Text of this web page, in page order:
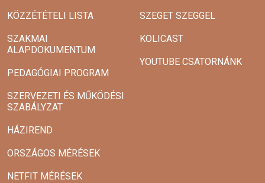
KÖZZÉTÉTELI LISTA
SZAKMAI
ALAPDOKUMENTUM
PEDAGÓGIAI PROGRAM
SZERVEZETI ÉS MŰKÖDÉSI
SZABÁLYZAT
HÁZIREND
ORSZÁGOS MÉRÉSEK
NETFIT MÉRÉSEK
SZEGET SZEGGEL
KOLICAST
YOUTUBE CSATORNÁNK